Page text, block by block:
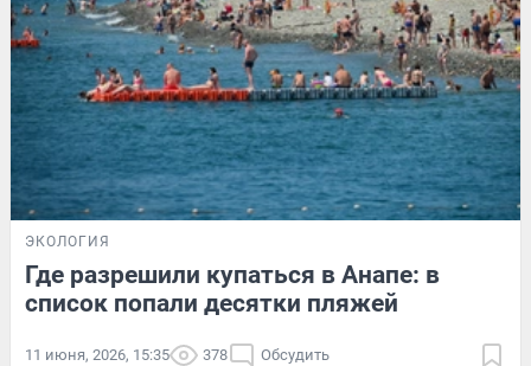
ЭКОЛОГИЯ
Где разрешили купаться в Анапе: в
список попали десятки пляжей
11 июня, 2026, 15:35 378 Обсудить